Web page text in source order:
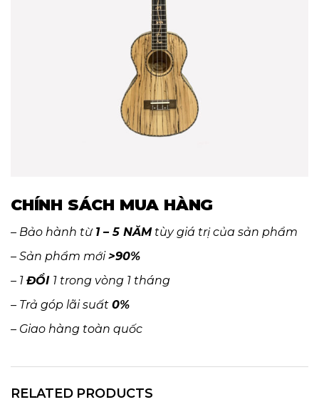
CHÍNH SÁCH MUA HÀNG
– Bảo hành từ 1 – 5 NĂMtùy giá trị của sản phẩm
– Sản phẩm mới>90%
– 1 ĐỔI 1 trong vòng 1 tháng
– Trả góp lãi suất 0%
– Giao hàng toàn quốc
RELATED PRODUCTS